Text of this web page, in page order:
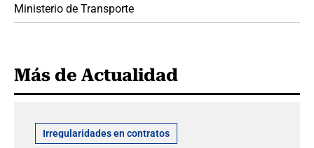
Ministerio de Transporte
Más de Actualidad
Irregularidades en contratos